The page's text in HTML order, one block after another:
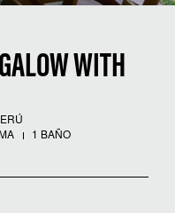
WITH
1 BAÑO